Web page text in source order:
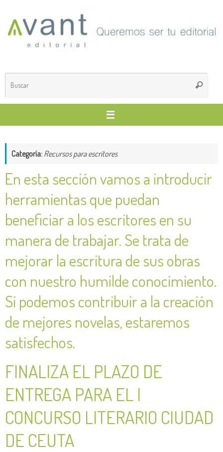
contenido
Buscar
Categoría:Recursos para escritores
En esta sección vamos a introducir
herramientas que puedan
beneficiar a los escritores en su
manera de trabajar. Se trata de
mejorar la escritura de sus obras
con nuestro humilde conocimiento.
Si podemos contribuir a la creación
de mejores novelas, estaremos
satisfechos.
FINALIZA EL PLAZO DE
ENTREGA PARA EL I
CONCURSO LITERARIO CIUDAD
DE CEUTA